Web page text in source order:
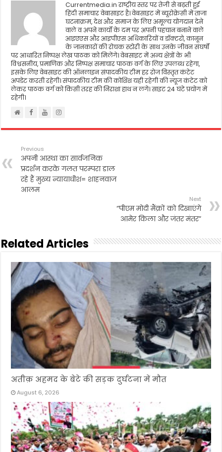
Currentmedia.in राष्ट्रीय स्तर पर तेजी से बढ़ती हुई
हिंदी समाचार वेबासाइट है। वेबसाइट में ब्यूरोक्रेसी में ताजा
घटनाक्रम, देश और समाज के लिए अमूल्य योगदान देने
वाले व अपने कार्यो के दम पर अपनी पहचान बनाने वाले
आइएएस और आइपीएस अधिकारियों व डॉक्टरो, कानून
के जानकारों की रोचक स्टोरी के साथ उनके जीवन संघर्षो
पर आधारित निष्पक्ष लेख पाठक को मिलेंगे। वेबसाइट में अन्य क्षेत्रों के भी
विश्वसनीय, प्रमाणिक और निष्पक्ष समाचार पाठक वर्ग के लिए उपलब्ध रहेगा,
इसके लिए वेबसाइट की ऑनलाइन संपादकीय टीम हर रोज विस्तृत कंटेट
अपडेट करती रहेगी। संपादकीय टीम की कोशिश यही रहेगी की न्यूज कंटेट को
लेकर पाठक वर्ग को किसी तरह की निराशा हाथ न लगे। साइट 24 घंटे प्रयोग में
रहेगी।
Previous
अपनी आस्था का सार्वजनिक
प्रदर्शन करके गलत परम्परा डाल
रहे हैं मुख्य न्यायाधीश= शाहनवाज
आलम
Next
“पीएम मोदी मैंक्रों को दिखाएंगे
आमेर किला और जंतर मंतर”
Related Articles
अतीक़ अहमद के बेटे की सड़क दुर्घटना में मौत
August 6, 2026